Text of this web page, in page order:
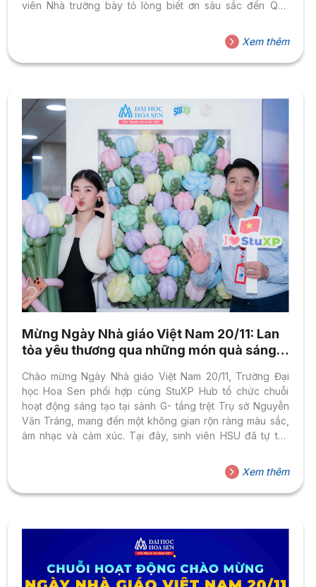
viên Nhà trường bày tỏ lòng biết ơn sâu sắc đến Quý
hành trình kiến tạo tri thức. Tại Đại học Hoa Sen, từng bài
học và những câu chuyện truyền cảm hứng lại được nhắc
nhớ với tất cả sự kính trọng...
Xem thêm
Mừng Ngày Nhà giáo Việt Nam 20/11: Lan
tỏa yêu thương qua những món quà sáng
Chào mừng Ngày Nhà giáo Việt Nam 20/11, Trường Đại
học Hoa Sen phối hợp cùng StuXP Hub tổ chức chuỗi
hoạt động sáng tạo tại sảnh G- tầng trệt Trụ sở Nguyễn
Văn Tráng, mang đến một không gian rộn ràng màu sắc,
âm nhạc và cảm xúc. Tại đây, sinh viên HSU đã tự tay
chứa lòng biết ơn – dành tặng thầy cô. Từ không khí rộn
ràng ấy, hành trình tri ân của sinh viên HSU được mở ra
bằng một không gian sáng...
Xem thêm